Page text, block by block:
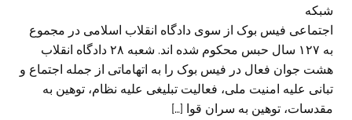
شبکه
اجتماعی فیس بوک از سوی دادگاه انقلاب اسلامی در مجموع
به ۱۲۷ سال حبس محکوم شده اند. شعبه ۲۸ دادگاه انقلاب
هشت جوان فعال در فیس بوک را به اتهاماتی از جمله اجتماع و
تبانی علیه امنیت ملی، فعالیت تبلیغی علیه نظام، توهین به
مقدسات، توهین به سران قوا […]